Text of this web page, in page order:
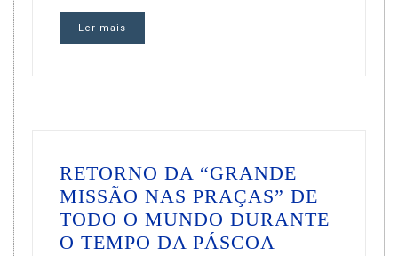
Ler mais
RETORNO DA “GRANDE
MISSÃO NAS PRAÇAS” DE
TODO O MUNDO DURANTE
O TEMPO DA PÁSCOA